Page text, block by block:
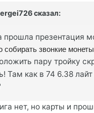
сказал:
прошла презентация
собирать звонкие
пару тройку
Там как в 74 6.38
нет, но карты и